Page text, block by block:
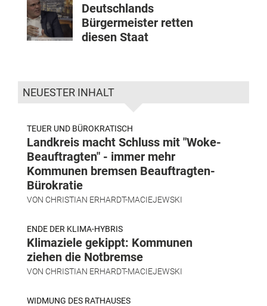
Deutschlands
Bürgermeister retten
diesen Staat
NEUESTER INHALT
TEUER UND BÜROKRATISCH
Landkreis macht Schluss mit "Woke-
Beauftragten" - immer mehr
Kommunen bremsen Beauftragten-
Bürokratie
VON CHRISTIAN ERHARDT-MACIEJEWSKI
ENDE DER KLIMA-HYBRIS
Klimaziele gekippt: Kommunen
ziehen die Notbremse
VON CHRISTIAN ERHARDT-MACIEJEWSKI
WIDMUNG DES RATHAUSES